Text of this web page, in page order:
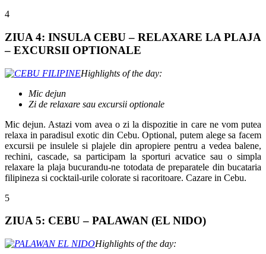
4
ZIUA 4: INSULA CEBU – RELAXARE LA PLAJA
– EXCURSII OPTIONALE
Highlights of the day:
Mic dejun
Zi de relaxare sau excursii optionale
Mic dejun. Astazi vom avea o zi la dispozitie in care ne vom putea
relaxa in paradisul exotic din Cebu. Optional, putem alege sa facem
excursii pe insulele si plajele din apropiere pentru a vedea balene,
rechini, cascade, sa participam la sporturi acvatice sau o simpla
relaxare la plaja bucurandu-ne totodata de preparatele din bucataria
filipineza si cocktail-urile colorate si racoritoare. Cazare in Cebu.
5
ZIUA 5: CEBU – PALAWAN (EL NIDO)
Highlights of the day: